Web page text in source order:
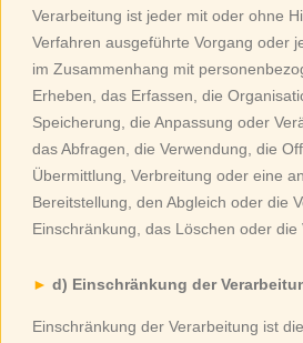
Verarbeitung ist jeder mit oder ohne
Verfahren ausgeführte Vorgang oder
im Zusammenhang mit
Erheben, das Erfassen, die
Speicherung, die Anpassung oder
das Abfragen, die Verwendung, die
Übermittlung, Verbreitung oder eine
Bereitstellung, den Abgleich oder die
Einschränkung, das Löschen oder die
d) Einschränkung der
Einschränkung der Verarbeitung ist